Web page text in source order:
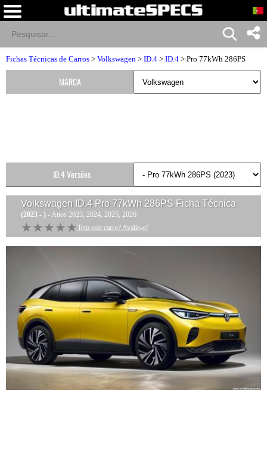
Fichas Técnicas de Carros > Volkswagen > ID.4 > ID.4 > Pro 77kWh 286PS
Volkswagen ID.4 Pro 77kWh 286PS Ficha Técnica
(2023 - ) - Anos 2023, 2024, 2025, 2026
★★★★★
★★★★★ Tem este carro? Avalie-o!
MARCA
ID.4 Versões